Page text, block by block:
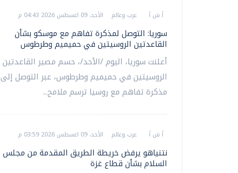
أ ش أ عرب وعالم الأحد، 09 اغسطس 2026 04:43 م
سوريا: التوصل لمذكرة تفاهم مع موسكو بشأن
القاعدتين الروسيتين في حميميم وطرطوس
أعلنت سوريا، اليوم /الأحد/، حسم مصير القاعدتين
الروسيتين في حميميم وطرطوس، عبر التوصل إلى
مذكرة تفاهم مع روسيا ترسم ملامح...
أ ش أ عرب وعالم الأحد، 09 اغسطس 2026 03:59 م
نتنياهو يرفض خريطة الطريق المقدمة من مجلس
السلام بشأن قطاع غزة